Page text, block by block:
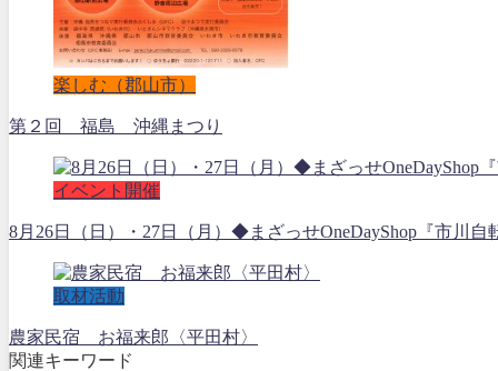
楽しむ（郡山市）
第２回 福島 沖縄まつり
イベント開催
8月26日（日）・27日（月）◆まざっせOneDayShop『市川自
取材活動
農家民宿 お福来郎〈平田村〉
関連キーワード